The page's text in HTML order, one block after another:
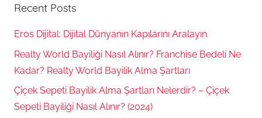
e
ş
y
a
a
r
Recent Posts
Eros Dijital: Dijital Dünyanın Kapılarını Aralayın
Realty World Bayiliği Nasıl Alınır? Franchise Bedeli Ne
Kadar? Realty World Bayilik Alma Şartları
Çiçek Sepeti Bayilik Alma Şartları Nelerdir? – Çiçek
Sepeti Bayiliği Nasıl Alınır? (2024)